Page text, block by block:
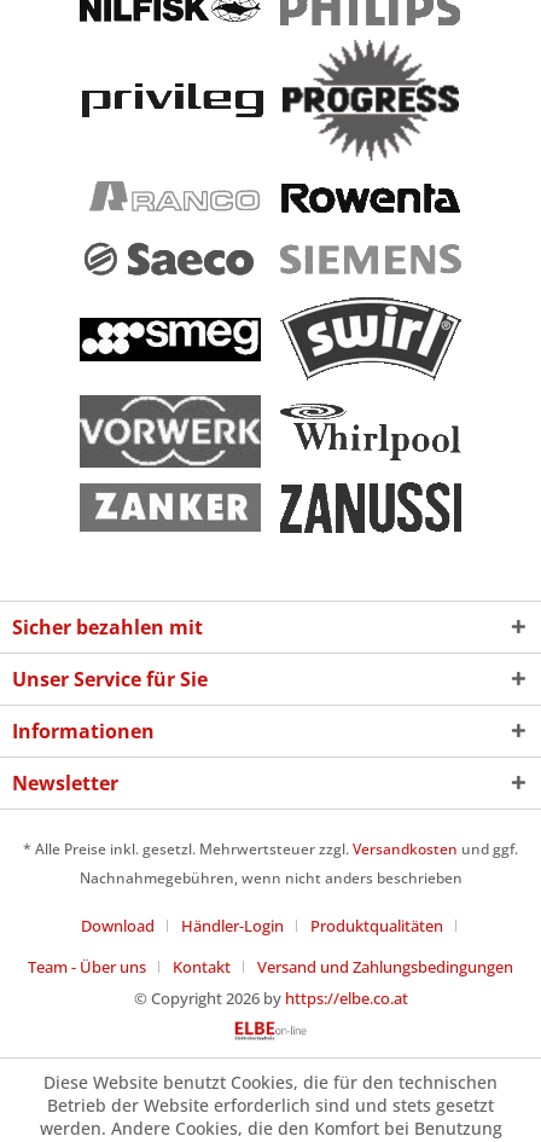
Sicher bezahlen mit
Unser Service für Sie
Informationen
Newsletter
* Alle Preise inkl. gesetzl. Mehrwertsteuer zzgl.Versandkosten und ggf.
Nachnahmegebühren, wenn nicht anders beschrieben
Download Händler-Login
Produktqualitäten
Team - Über uns
Kontakt
Versand und Zahlungsbedingungen
© Copyright 2026 by https://elbe.co.at
Diese Website benutzt Cookies, die für den technischen
Betrieb der Website erforderlich sind und stets gesetzt
werden. Andere Cookies, die den Komfort bei Benutzung